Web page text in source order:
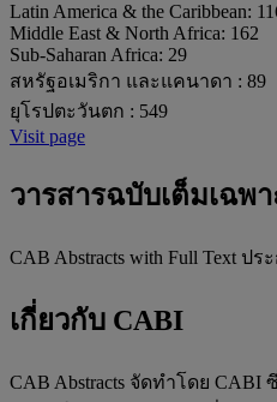
Latin America & the Caribbean:
Middle East & North Africa: 162
Sub-Saharan Africa: 29
สหรัฐอเมริกา และแคนาดา : 89
ยุโรปตะวันตก : 549
Visit page
วารสารฉบับเต็มเฉพา
CAB Abstracts with Full Text
เกี่ยวกับ CABI
CAB Abstracts จัดทำโดย